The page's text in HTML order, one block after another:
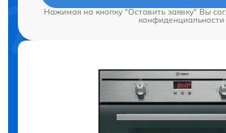
Нажимая на кнопку "Оставить заявку" Вы
конфиденциальности